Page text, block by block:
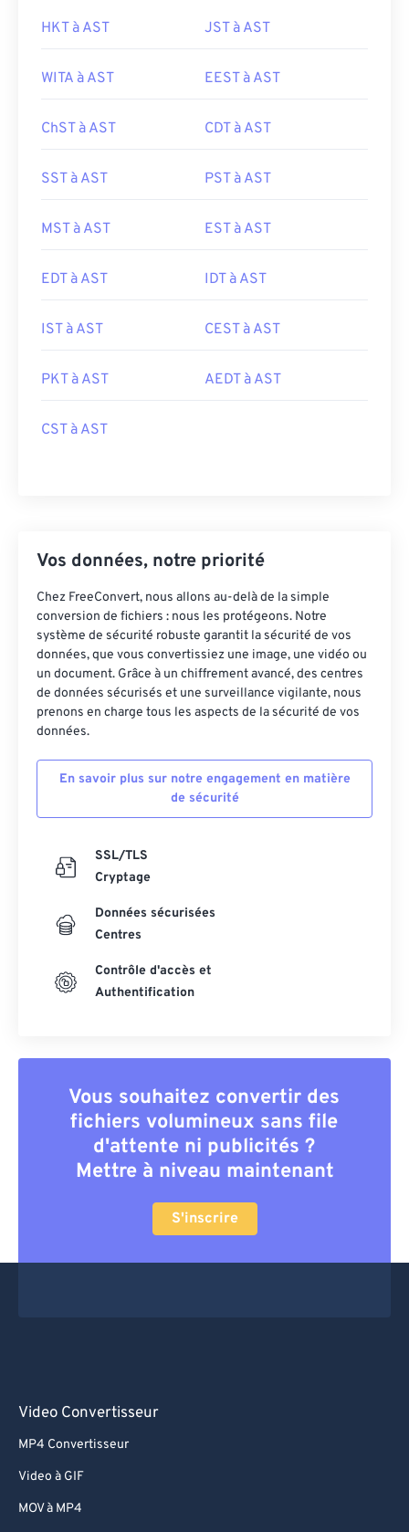
HKT à AST JST à AST
WITA à AST EEST à AST
ChST à AST CDT à AST
SST à AST PST à AST
MST à AST EST à AST
EDT à AST IDT à AST
IST à AST CEST à AST
PKT à AST AEDT à AST
CST à AST
Vos données, notre priorité
Chez FreeConvert, nous allons au-delà de la simple
conversion de fichiers : nous les protégeons. Notre
système de sécurité robuste garantit la sécurité de vos
données, que vous convertissiez une image, une vidéo ou
un document. Grâce à un chiffrement avancé, des centres
de données sécurisés et une surveillance vigilante, nous
prenons en charge tous les aspects de la sécurité de vos
données.
En savoir plus sur notre engagement en matière
de sécurité
SSL/TLS
Cryptage
Données sécurisées
Centres
Contrôle d'accès et
Authentification
Vous souhaitez convertir des
fichiers volumineux sans file
d'attente ni publicités ?
Mettre à niveau maintenant
S'inscrire
Video Convertisseur
MP4 Convertisseur
Video à GIF
MOV à MP4